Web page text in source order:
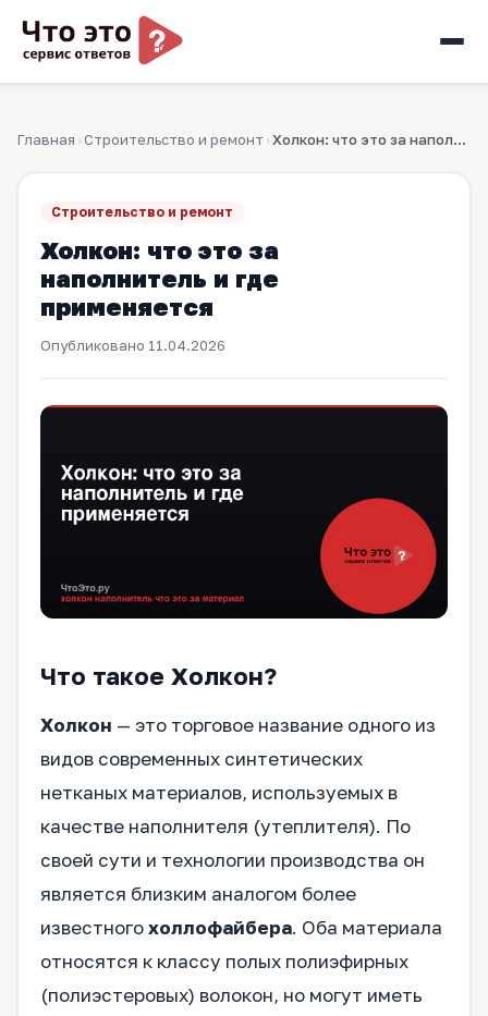
Главная › Строительство и ремонт › Холкон: что это за наполнитель и где применяется
Строительство и ремонт
Холкон: что это за
наполнитель и где
применяется
Опубликовано 11.04.2026
Что такое Холкон?
Холкон — это торговое название одного из
видов современных синтетических
нетканых материалов, используемых в
качестве наполнителя (утеплителя). По
своей сути и технологии производства он
является близким аналогом более
известногохоллофайбера. Оба материала
относятся к классу полых полиэфирных
(полиэстеровых) волокон, но могут иметь